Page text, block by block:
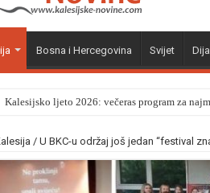
Bosna i Hercegovina Svijet
Kalesijsko ljeto 2026: večeras program za
/ U BKC-u održaj još jedan “festival